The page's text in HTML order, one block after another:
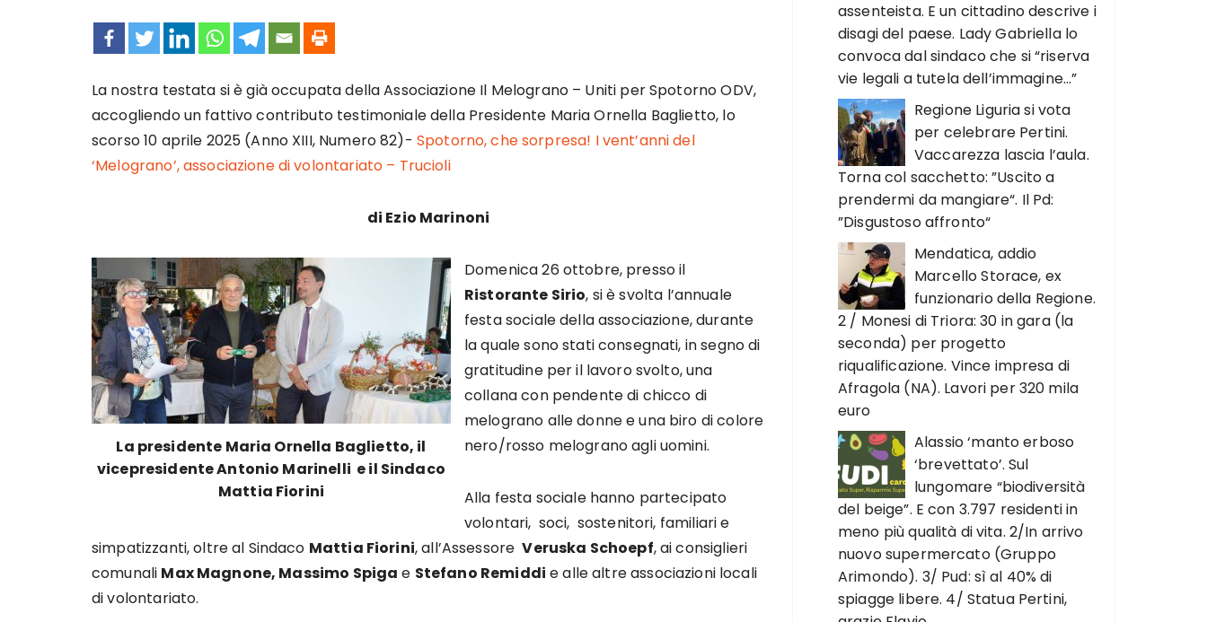
La nostra testata si è già occupata della Associazione Il Melograno – Uniti per Spotorno ODV,
accogliendo un fattivo contributo testimoniale della Presidente Maria Ornella Baglietto, lo
scorso 10 aprile 2025 (Anno XIII, Numero 82)- Spotorno, che sorpresa! I vent’anni del
‘Melograno’, associazione di volontariato – Trucioli
di Ezio Marinoni
La presidente Maria Ornella Baglietto, il
vicepresidente Antonio Marinelli e il Sindaco
Mattia Fiorini
Domenica 26 ottobre, presso il
Ristorante Sirio, si è svolta l’annuale
festa sociale della associazione, durante
la quale sono stati consegnati, in segno di
gratitudine per il lavoro svolto, una
collana con pendente di chicco di
melograno alle donne e una biro di colore
nero/rosso melograno agli uomini.
Alla festa sociale hanno partecipato
volontari, soci, sostenitori, familiari e
simpatizzanti, oltre al Sindaco Mattia Fiorini, all’AssessoreVeruska Schoepf, ai consiglieri
comunali Max Magnone, Massimo Spiga e Stefano Remiddi e alle altre associazioni locali
di volontariato.
assenteista. E un cittadino descrive i
disagi del paese. Lady Gabriella lo
convoca dal sindaco che si “riserva
vie legali a tutela dell’immagine…”
Regione Liguria si vota
per celebrare Pertini.
Vaccarezza lascia l’aula.
Torna col sacchetto: ”Uscito a
prendermi da mangiare“. Il Pd:
”Disgustoso affronto“
Mendatica, addio
Marcello Storace, ex
funzionario della Regione.
2 / Monesi di Triora: 30 in gara (la
seconda) per progetto
riqualificazione. Vince impresa di
Afragola (NA). Lavori per 320 mila
euro
Alassio ‘manto erboso
‘brevettato’. Sul
lungomare “biodiversità
del beige”. E con 3.797 residenti in
meno più qualità di vita. 2/In arrivo
nuovo supermercato (Gruppo
Arimondo). 3/ Pud: sì al 40% di
spiagge libere. 4/ Statua Pertini,